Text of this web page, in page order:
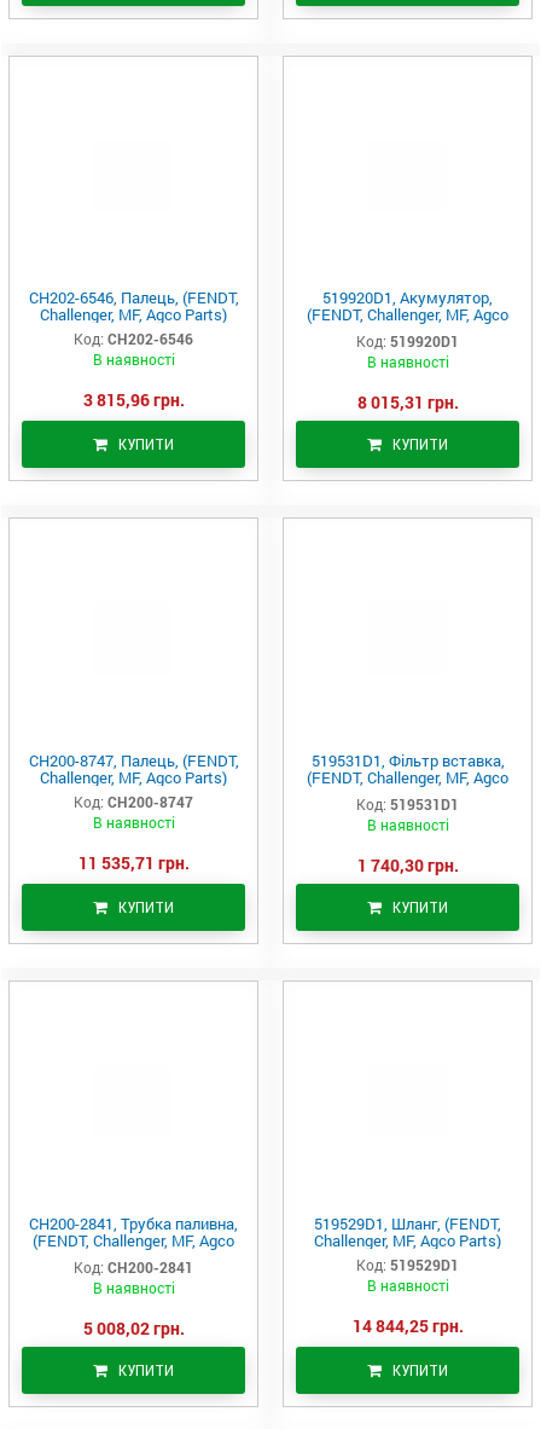
CH202-6546, Палець, (FENDT,
Challenger, MF, Agco Parts)
Код: CH202-6546
В наявності
3 815,96 грн.
КУПИТИ
519920D1, Акумулятор,
(FENDT, Challenger, MF, Agco
Parts)
Код: 519920D1
В наявності
8 015,31 грн.
КУПИТИ
CH200-8747, Палець, (FENDT,
Challenger, MF, Agco Parts)
Код: CH200-8747
В наявності
11 535,71 грн.
КУПИТИ
519531D1, Фільтр вставка,
(FENDT, Challenger, MF, Agco
Parts)
Код: 519531D1
В наявності
1 740,30 грн.
КУПИТИ
CH200-2841, Трубка паливна,
(FENDT, Challenger, MF, Agco
Parts)
Код: CH200-2841
В наявності
5 008,02 грн.
КУПИТИ
519529D1, Шланг, (FENDT,
Challenger, MF, Agco Parts)
Код: 519529D1
В наявності
14 844,25 грн.
КУПИТИ